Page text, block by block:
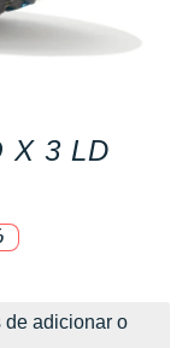
X 3 LD
de adicionar o